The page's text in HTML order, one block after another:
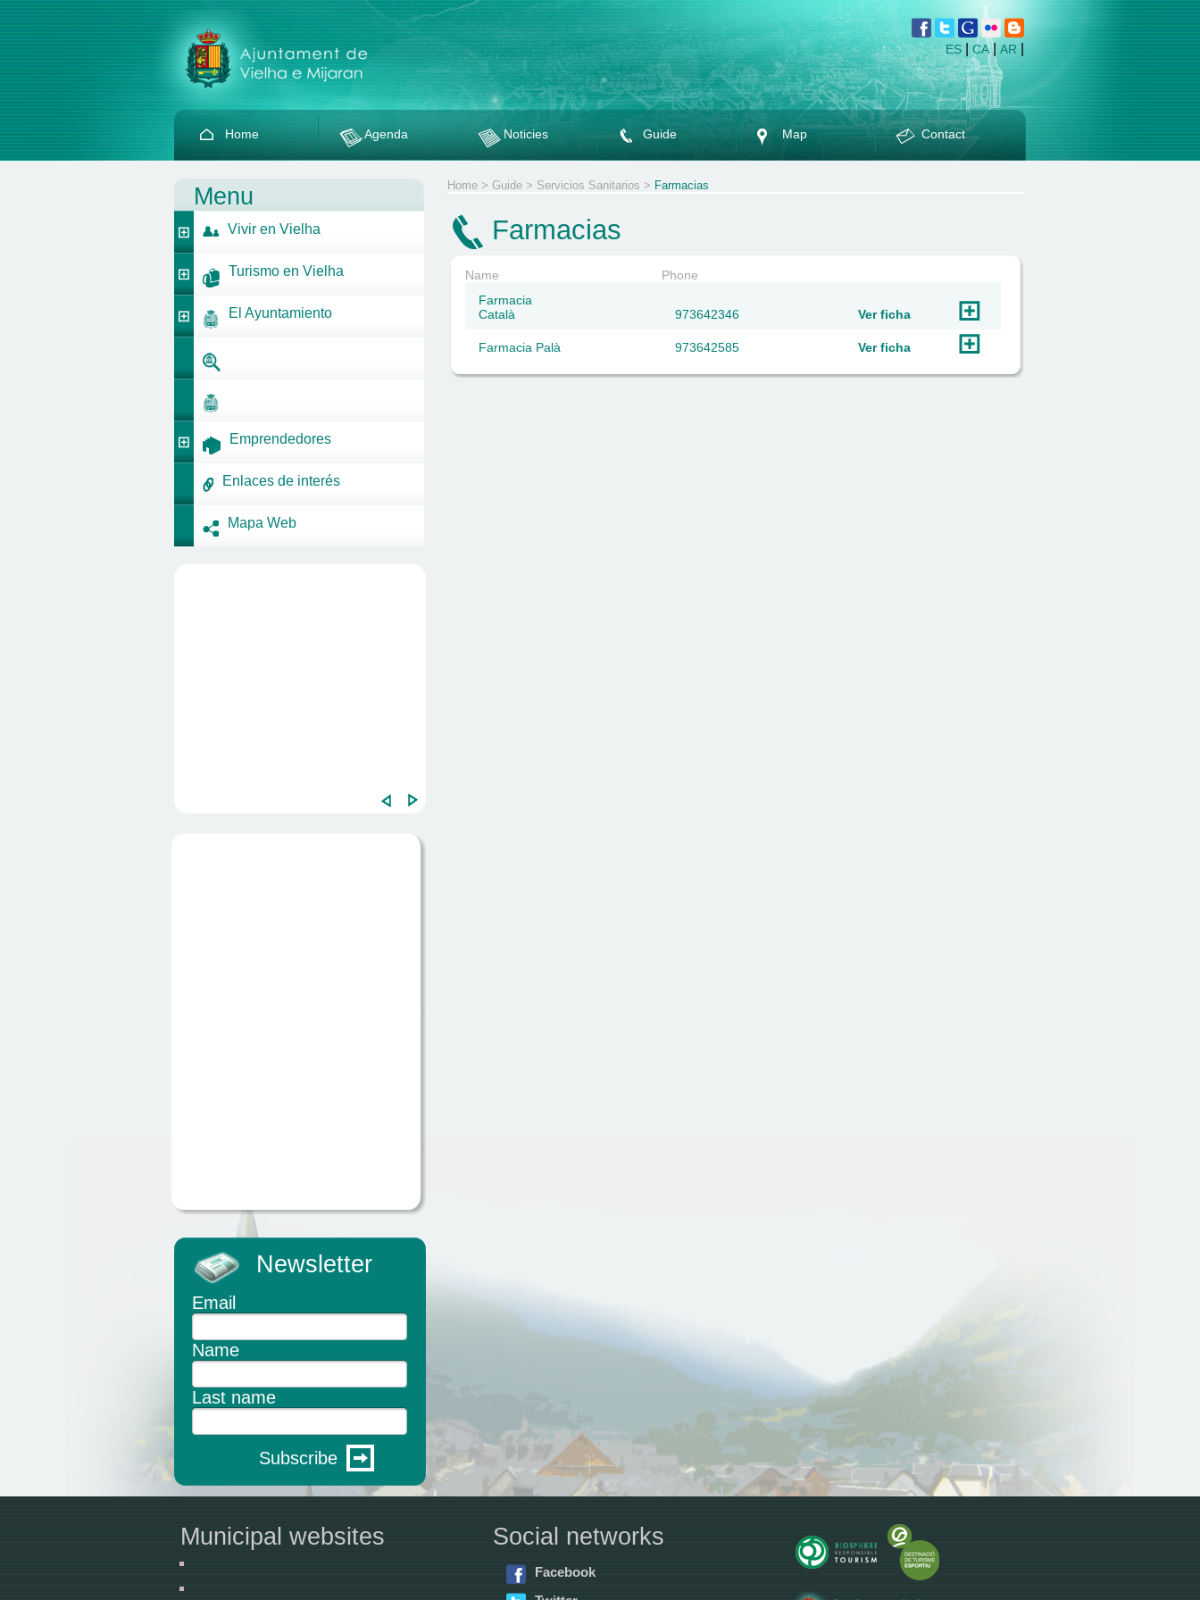
ES CA | AR
Home Agenda Noticies Guide Map Contact
Menu
Vivir en Vielha
Turismo en Vielha
El Ayuntamiento
Emprendedores
Enlaces de interés
Mapa Web
Newsletter
Email
Name
Last name
Subscribe
Home > Guide > Servicios Sanitarios > Farmacias
Farmacias
Name
Phone
Farmacia
Català
973642346 Ver ficha
Farmacia Palà 973642585 Ver ficha
Municipal websites Social networks
Facebook